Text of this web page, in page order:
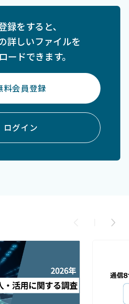
録をすると、
詳しいファイルを
ードできます。
料会員登録
ログイン